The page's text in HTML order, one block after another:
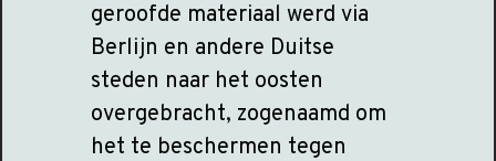
geroofde materiaal werd via
Berlijn en andere Duitse
steden naar het oosten
overgebracht, zogenaamd om
het te beschermen tegen